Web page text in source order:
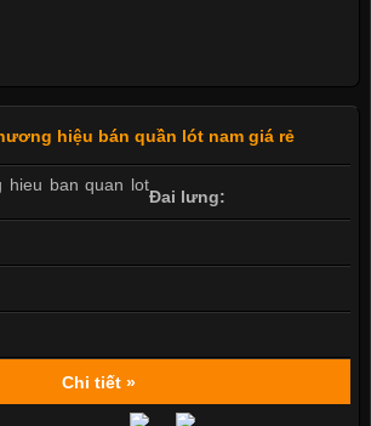
hiệu bán quần lót nam giá rẻ
Đai lưng:
Chi tiết »